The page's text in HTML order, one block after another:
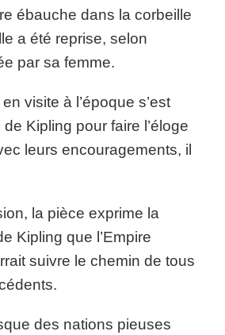
ébauche dans la corbeille
a été reprise, selon
par sa femme.
visite à l’époque s’est
Kipling pour faire l’éloge
leurs encouragements, il
la pièce exprime la
Kipling que l’Empire
suivre le chemin de tous
des nations pieuses